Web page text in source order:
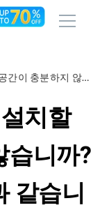
macOS Ventura를 설치할 공간이 충분하지 않습니까? 수정 사항은 다음과 같습니다
치할
습니까?
같습니